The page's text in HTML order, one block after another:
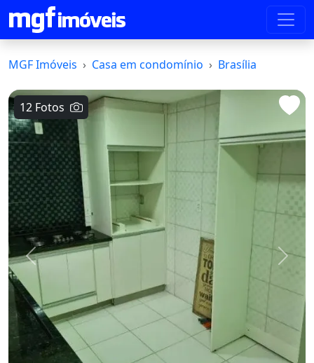
MGF Imóveis Casa em condomínio Brasília
12 Fotos
Voltar